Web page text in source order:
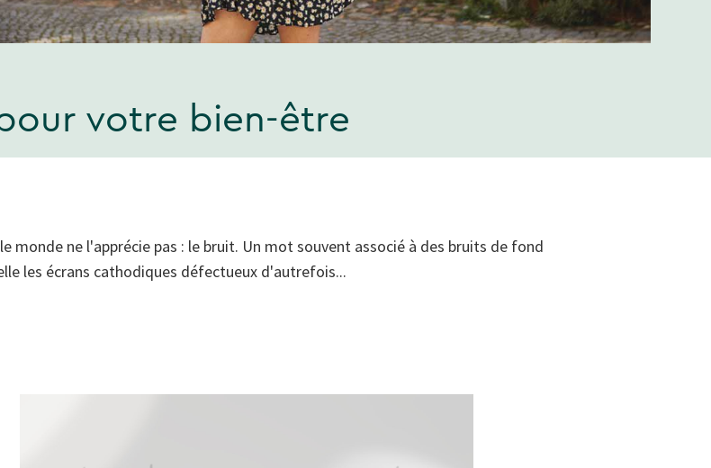
votre bien-être
monde ne l'apprécie pas : le bruit. Un mot souvent associé à des bruits de fond
les écrans cathodiques défectueux d'autrefois...